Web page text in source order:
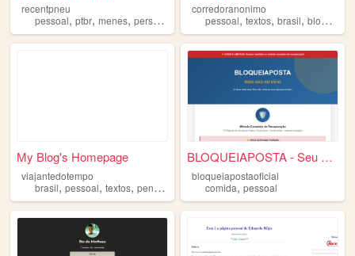
recentpneu
pessoal, ptbr, menes, personal
corredoranonimo
pessoal,textos,brasil,blog ,
My Blog's Homepage
viajantedotempo
brasil, pessoal, textos, pensamentos livros
BLOQUEIAPOSTA - Seu Vício Ac...
bloqueiapostaoficial
comida,pessoal